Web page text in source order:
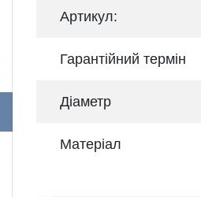
Артикул:
Гарантійний термін
Діаметр
Матеріал